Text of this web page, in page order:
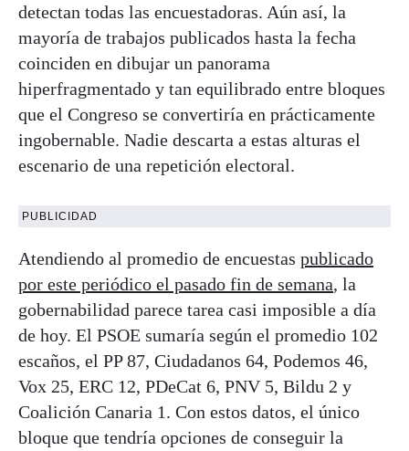
detectan todas las encuestadoras. Aún así, la
mayoría de trabajos publicados hasta la fecha
coinciden en dibujar un panorama
hiperfragmentado y tan equilibrado entre bloques
que el Congreso se convertiría en prácticamente
ingobernable. Nadie descarta a estas alturas el
escenario de una repetición electoral.
PUBLICIDAD
Atendiendo al promedio de encuestas publicado
por este periódico el pasado fin de semana, la
gobernabilidad parece tarea casi imposible a día
de hoy. El PSOE sumaría según el promedio 102
escaños, el PP 87, Ciudadanos 64, Podemos 46,
Vox 25, ERC 12, PDeCat 6, PNV 5, Bildu 2 y
Coalición Canaria 1. Con estos datos, el único
bloque que tendría opciones de conseguir la